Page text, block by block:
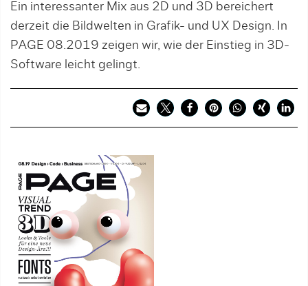
Ein interessanter Mix aus 2D und 3D bereichert
derzeit die Bildwelten in Grafik- und UX Design. In
PAGE 08.2019 zeigen wir, wie der Einstieg in 3D-
Software leicht gelingt.